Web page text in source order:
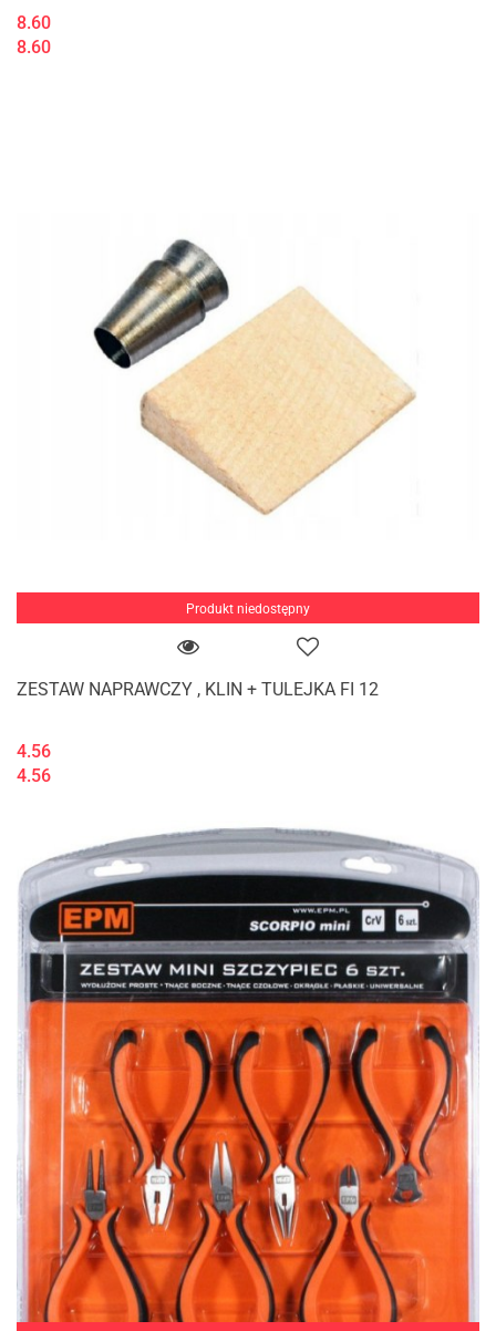
8.60
8.60
Produkt niedostępny
ZESTAW NAPRAWCZY , KLIN + TULEJKA FI 12
4.56
4.56